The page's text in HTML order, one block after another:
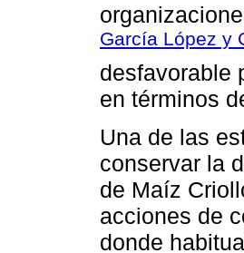
García López y
desfavorable
en términos
Una de las
conservar la
de Maíz
acciones de
donde